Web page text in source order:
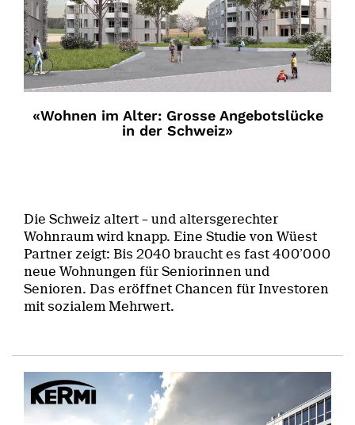
«Wohnen im Alter: Grosse Angebotslücke
in der Schweiz»
Die Schweiz altert – und altersgerechter
Wohnraum wird knapp. Eine Studie von Wüest
Partner zeigt: Bis 2040 braucht es fast 400’000
neue Wohnungen für Seniorinnen und
Senioren. Das eröffnet Chancen für Investoren
mit sozialem Mehrwert.